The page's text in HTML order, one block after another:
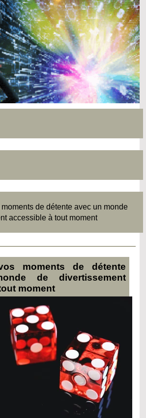
de détente avec un monde
accessible à tout moment
moments de détente
de divertissement
moment